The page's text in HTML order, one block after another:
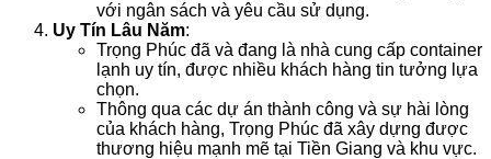
với ngân sách và yêu cầu sử dụng.
Uy Tín Lâu Năm:
Trọng Phúc đã và đang là nhà cung cấp container
lạnh uy tín, được nhiều khách hàng tin tưởng lựa
chọn.
Thông qua các dự án thành công và sự hài lòng
của khách hàng, Trọng Phúc đã xây dựng được
thương hiệu mạnh mẽ tại Tiền Giang và khu vực.